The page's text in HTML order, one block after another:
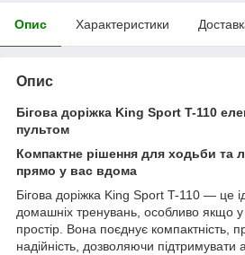
Опис Характеристики
Опис
Бігова доріжка King Sport T-110
пультом
Компактне рішення для ходьби та
прямо у вас вдома
Бігова доріжка King Sport T-110 — це
домашніх тренувань, особливо якщо
простір. Вона поєднує компактність,
надійність, дозволяючи підтримувати